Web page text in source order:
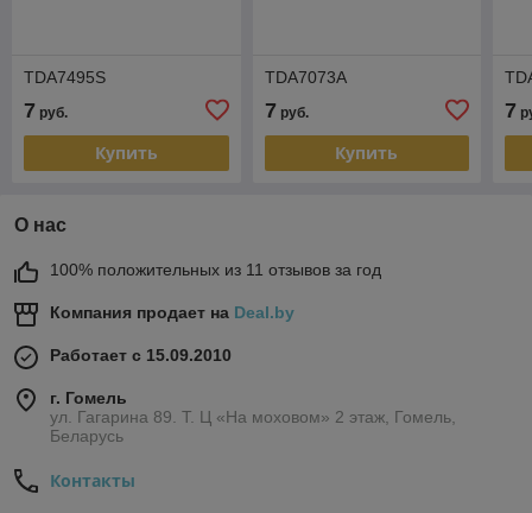
TDA7495S
7 руб.
Купить
TDA7073A
7 руб.
Купить
7
О нас
100% положительных из 11 отзывов за год
Компания продает на Deal.by
Работает с 15.09.2010
г. Гомель
ул. Гагарина 89. Т. Ц «На моховом» 2 этаж, Гомель,
Беларусь
Контакты